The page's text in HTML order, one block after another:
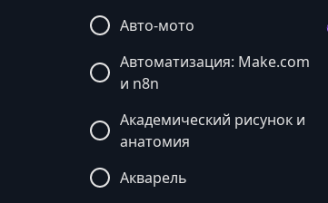
Авто-мото
Автоматизация: Make.com
и n8n
Академический рисунок и
анатомия
Акварель